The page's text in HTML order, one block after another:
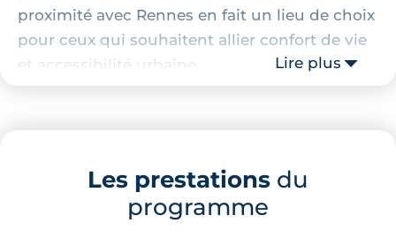
proximité avec Rennes en fait un lieu de choix
pour ceux qui souhaitent allier confort de vie
et accessibilité urbaine.
Pacé, à quelques minutes de marche de
plusieurs établissements scolaires,
notamment le groupe scolaire public du
Lire plus
Les prestations du
programme